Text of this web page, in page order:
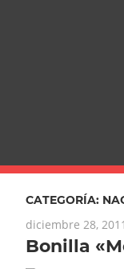
CATEGORÍA:
diciembre 28, 2011
Bonilla